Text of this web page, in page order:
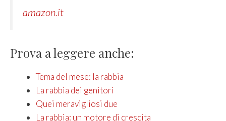
amazon.it
Prova a leggere anche:
Tema del mese: la rabbia
La rabbia dei genitori
Quei meravigliosi due
La rabbia: un motore di crescita